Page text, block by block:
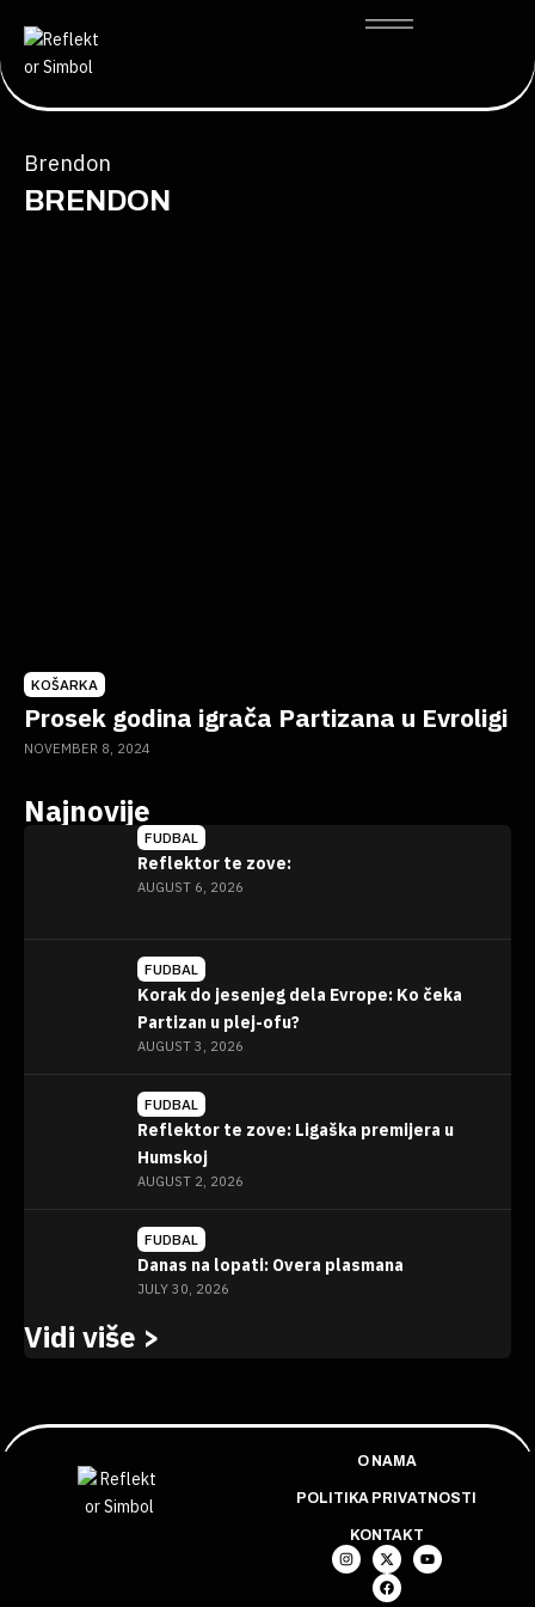
Brendon
BRENDON
KOŠARKA
Prosek godina igrača Partizana u Evroligi
NOVEMBER 8, 2024
Najnovije
FUDBAL
Reflektor te zove:
AUGUST 6, 2026
FUDBAL
Korak do jesenjeg dela Evrope: Ko čeka
Partizan u plej-ofu?
AUGUST 3, 2026
FUDBAL
Reflektor te zove: Ligaška premijera u
Humskoj
AUGUST 2, 2026
FUDBAL
Danas na lopati: Overa plasmana
JULY 30, 2026
Vidi više >
O NAMA
POLITIKA PRIVATNOSTI
KONTAKT